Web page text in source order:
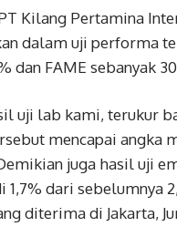
Kilang Pertamina
dalam uji performa
dan FAME sebanyak
uji lab kami, terukur
mencapai
juga hasil uji
1,7% dari sebelumnya
diterima di Jakarta,